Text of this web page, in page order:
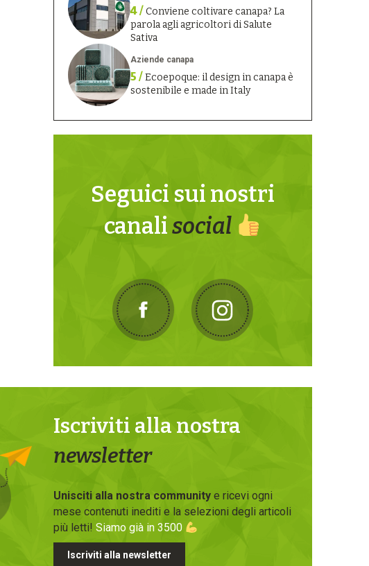
4 /Conviene coltivare canapa? La
parola agli agricoltori di Salute
Sativa
Aziende canapa
5 /Ecoepoque: il design in canapa è
sostenibile e made in Italy
Seguici sui nostri
canalisocial
Iscriviti alla nostra
newsletter
Unisciti alla nostra communitye ricevi ogni
mese contenuti inediti e la selezioni degli articoli
più letti! Siamo già in 3500
Iscriviti alla newsletter